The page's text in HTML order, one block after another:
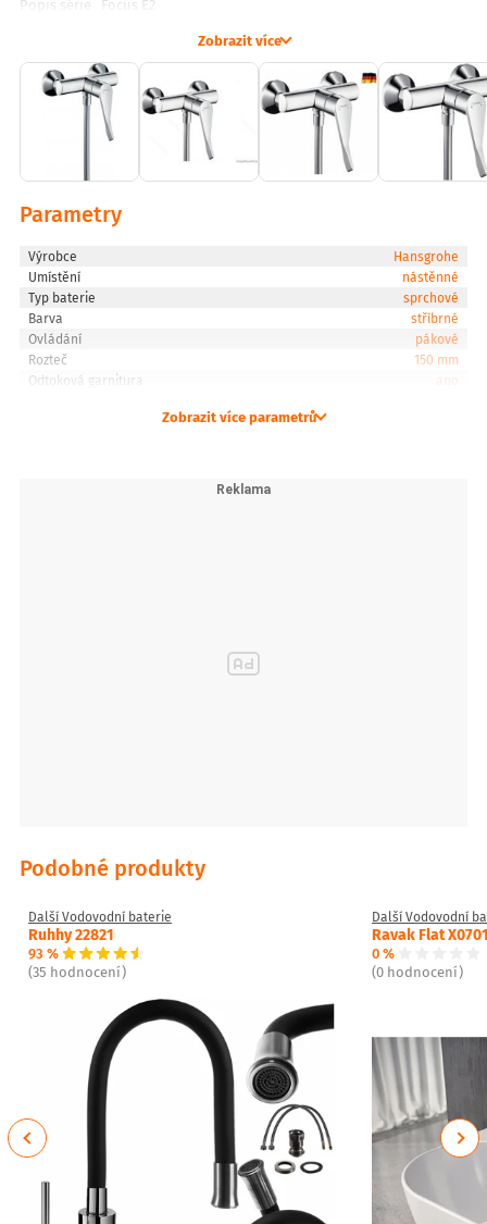
Popis série Focus E2
zapracovaly i několik moderních prvků a hlavně ukrývají velmi
výkonné technologie šetřící vodu a podporující životnost produktu.
U umyvadlových baterií oceníte možnost zvolit si různé výšky výpusti
či tvar páky, k dispozici jsou i umyvadlové baterie s otočným výtokem
a výpustí nebo s bezdotykovým ovládáním. Vanové i sprchové baterie
na zeď, na okraj vany či pod omítku vám zprostředkují přesné
vyladění vodních proudů. Dřezové baterie jsou designovány pro
snadné mytí i velkých nádob. Můžete si vybrat ze stojánkových nebo
na zeď. Bidetové baterie pečlivě dbají o vaši intimní hygienu.
Zobrazit více
Parametry
Výrobce
Hansgrohe
Umístění
nástěnné
Typ baterie
sprchové
Barva
stříbrné
Ovládání
pákové
Rozteč
150 mm
Odtoková garnitura
ano
Zobrazit více parametrů
Podobné produkty
Další Vodovodní baterie
Ruhhy 22821
93 %
(35 hodnocení)
Další Vodovodní
Ravak Flat
0 %
(0 hodnocení)
Previous Next